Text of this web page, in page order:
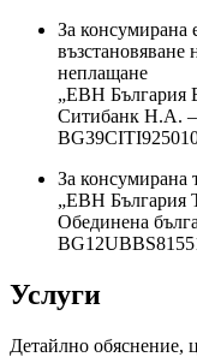
За консумирана
възстановяване
неплащане
„ЕВН България
Ситибанк Н.А.
За консумирана
„ЕВН България
Обединена
Услуги
Детайлно обяснение,